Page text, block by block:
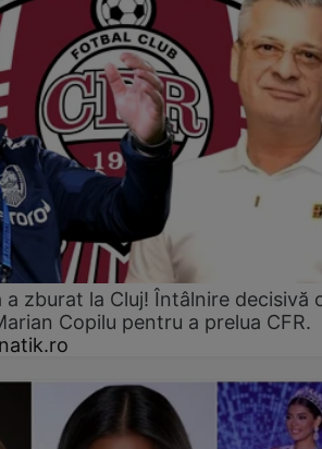
a zburat la Cluj! Întâlnire decisivă
Copilu pentru a prelua CFR.